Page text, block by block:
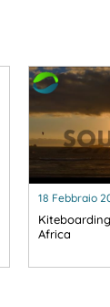
18 Febbraio
Africa